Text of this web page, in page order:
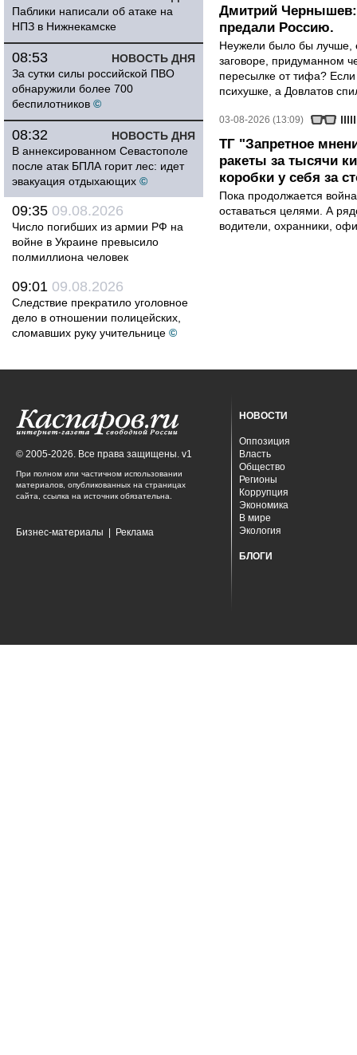
Паблики написали об атаке на
НПЗ в Нижнекамске
НОВОСТЬ ДНЯ
08:53
За сутки силы российской ПВО
обнаружили более 700
беспилотников ©
НОВОСТЬ ДНЯ
08:32
В аннексированном Севастополе
после атак БПЛА горит лес: идет
эвакуация отдыхающих ©
09:35 09.08.2026
Число погибших из армии РФ на
войне в Украине превысило
полмиллиона человек
09:01 09.08.2026
Следствие прекратило уголовное
дело в отношении полицейских,
сломавших руку учительнице ©
Дмитрий Чернышев:
предали Россию.
Неужели было бы лучше,
заговоре, придуманном
пересылке от тифа?
психушке, а Довлатов
03-08-2026 (13:09)
ТГ "Запретное
ракеты за тысячи
коробки у себя за
Пока продолжается
оставаться целями. А
водители, охранники,
© 2005-2026. Все права защищены. v1
При полном или частичном использовании
материалов, опубликованных на страницах
сайта, ссылка на источник обязательна.
Бизнес-материалы Реклама
НОВОСТИ
Оппозиция
Власть
Общество
Регионы
Коррупция
Экономика
В мире
Экология
БЛОГИ